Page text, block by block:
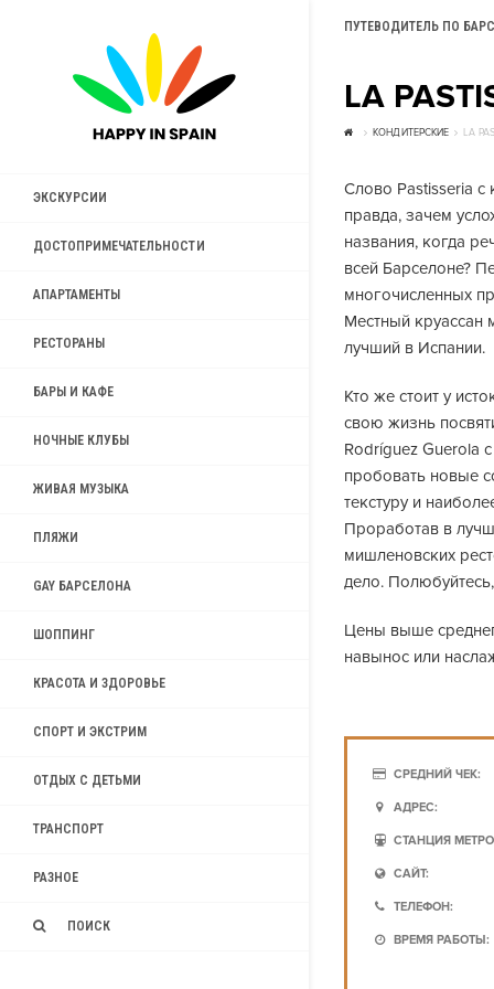
ПУТЕВОДИТЕЛЬ ПО
ЭКСКУРСИИ
ДОСТОПРИМЕЧАТЕЛЬНОСТИ
АПАРТАМЕНТЫ
РЕСТОРАНЫ
БАРЫ И КАФЕ
НОЧНЫЕ КЛУБЫ
ЖИВАЯ МУЗЫКА
ПЛЯЖИ
GAY БАРСЕЛОНА
ШОППИНГ
КРАСОТА И ЗДОРОВЬЕ
СПОРТ И ЭКСТРИМ
ОТДЫХ С ДЕТЬМИ
ТРАНСПОРТ
РАЗНОЕ
ПОИСК
LA
КОНДИТЕРСКИЕ LA
Слово Pastisseria с
правда, зачем
названия, когда
всей Барселоне?
многочисленных
Местный круассан
лучший в Испании.
Кто же стоит у
свою жизнь
Rodríguez Guerola
пробовать новые
текстуру и
Проработав в
мишленовских
дело.
Цены выше
навынос или
СРЕДНИЙ ЧЕК:
АДРЕС:
СТАНЦИЯ
САЙТ:
ТЕЛЕФОН:
ВРЕМЯ РАБОТЫ: